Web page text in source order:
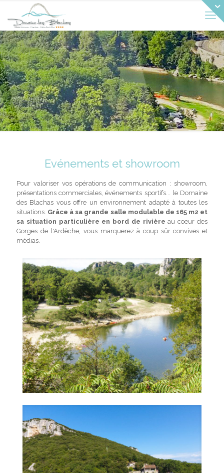
Evénements et showroom
Pour valoriser vos opérations de communication : showroom,
présentations commerciales, événements sportifs... le Domaine
des Blachas vous offre un environnement adapté à toutes les
situations. Grâce à sa grande salle modulable de 165 m2 et
sa situation particulière en bord de rivière au coeur des
Gorges de l'Ardèche, vous marquerez à coup sûr convives et
médias.